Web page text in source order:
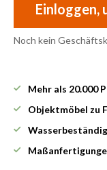
Einloggen,
Noch kein
Mehr als 20.000
Objektmöbel zu